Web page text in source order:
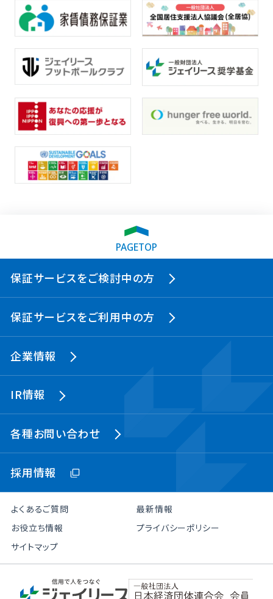
PAGETOP
保証サービスをご検討中の方
保証サービスをご利用中の方
企業情報
IR情報
各種お問い合わせ
採用情報
よくあるご質問
最新情報
お役立ち情報
プライバシーポリシー
サイトマップ